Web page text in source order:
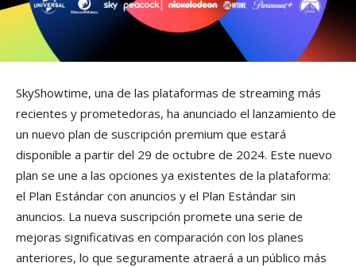
SkyShowtime, una de las plataformas de streaming más
recientes y prometedoras, ha anunciado el lanzamiento de
un nuevo plan de suscripción premium que estará
disponible a partir del 29 de octubre de 2024. Este nuevo
plan se une a las opciones ya existentes de la plataforma:
el Plan Estándar con anuncios y el Plan Estándar sin
anuncios. La nueva suscripción promete una serie de
mejoras significativas en comparación con los planes
anteriores, lo que seguramente atraerá a un público más